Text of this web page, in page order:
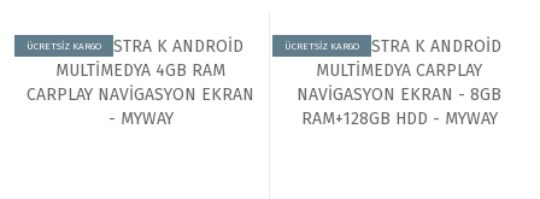
ÜCRETSİZ KARGO ÜCRETSİZ KARGO